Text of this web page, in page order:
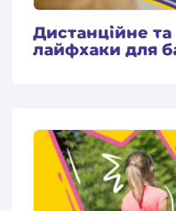
Дистанційне
лайфхаки для